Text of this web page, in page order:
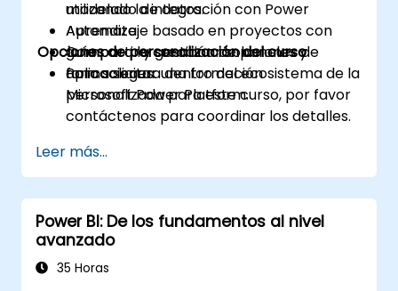
utilizando la integración con Power
Automate.
Compartir y gestionar soluciones de
forma segura dentro del ecosistema de la
Microsoft Power Platform.
modelado de datos.
Aprendizaje basado en proyectos con
guía para la creación de paneles y
aplicaciones.
Opciones de personalización del curso
Para solicitar una formación
personalizada para este curso, por favor
contáctenos para coordinar los detalles.
Leer más...
Power BI: De los fundamentos al nivel
avanzado
35 Horas